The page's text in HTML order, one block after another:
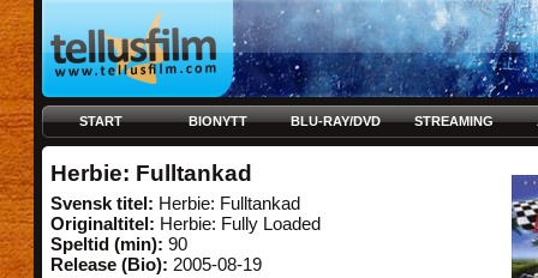
START BIONYTT BLU-RAY/DVD STREAMING
Herbie: Fulltankad
Svensk titel: Herbie: Fulltankad
Originaltitel: Herbie: Fully Loaded
Speltid (min): 90
Release (Bio): 2005-08-19